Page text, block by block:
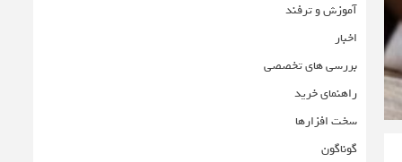
آموزش و ترفند
اخبار
بررسی های تخصصی
راهنمای خرید
سخت افزارها
گوناگون